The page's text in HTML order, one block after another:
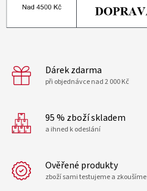
Dárek zdarma
při objednávce nad 2 000 Kč
95 % zboží skladem
a ihned k odeslání
Ověřené produkty
zboží sami testujeme a zkoušíme